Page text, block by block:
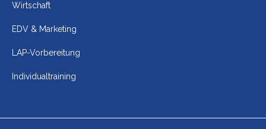
Wirtschaft
EDV & Marketing
LAP-Vorbereitung
Individualtraining